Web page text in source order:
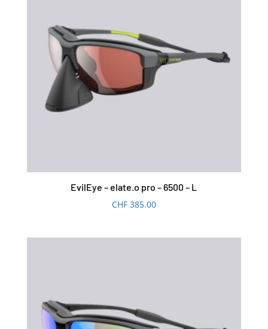
EvilEye – elate.o pro – 6500 – L
CHF385.00